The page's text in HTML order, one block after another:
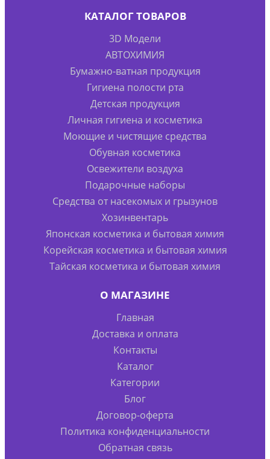
КАТАЛОГ ТОВАРОВ
3D Модели
АВТОХИМИЯ
Бумажно-ватная продукция
Гигиена полости рта
Детская продукция
Личная гигиена и косметика
Моющие и чистящие средства
Обувная косметика
Освежители воздуха
Подарочные наборы
Средства от насекомых и грызунов
Хозинвентарь
Японская косметика и бытовая химия
Корейская косметика и бытовая химия
Тайская косметика и бытовая химия
О МАГАЗИНЕ
Главная
Доставка и оплата
Контакты
Каталог
Категории
Блог
Договор-оферта
Политика конфиденциальности
Обратная связь